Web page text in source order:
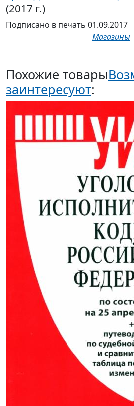
(2017 г.)
Подписано в печать 01.09.2017
Магазины
Похожие товары
заинтересуют: